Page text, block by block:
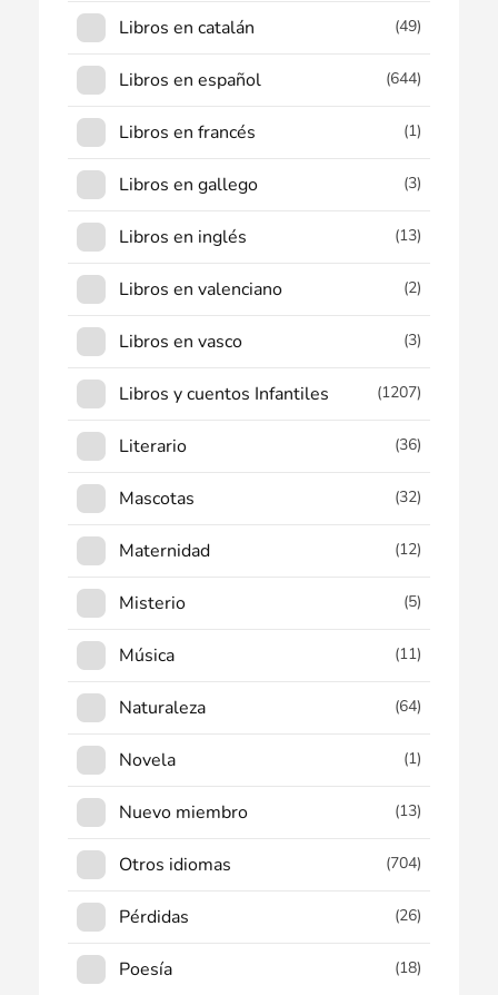
Libros en catalán (49)
Libros en español (644)
Libros en francés (1)
Libros en gallego (3)
Libros en inglés (13)
Libros en valenciano (2)
Libros en vasco (3)
Libros y cuentos Infantiles (1207)
Literario (36)
Mascotas (32)
Maternidad (12)
Misterio (5)
Música (11)
Naturaleza (64)
Novela (1)
Nuevo miembro (13)
Otros idiomas (704)
Pérdidas (26)
Poesía (18)